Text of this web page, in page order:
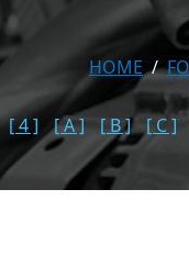
HOME
[ 4 ] [ A ] [ B ] [ C ]